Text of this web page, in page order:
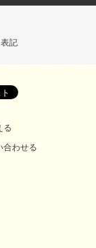
記
る
合わせる